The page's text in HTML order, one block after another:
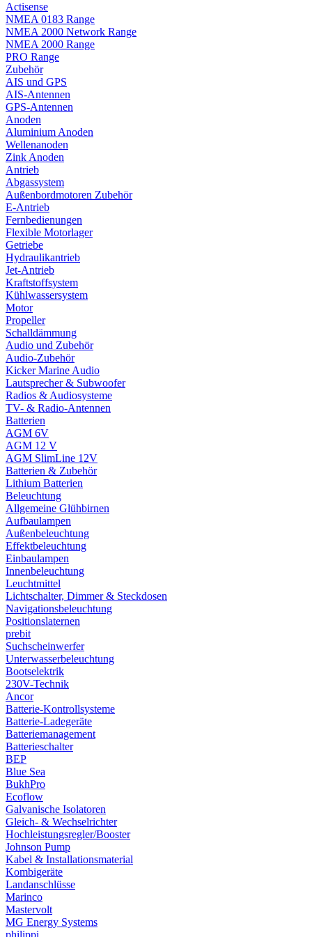
Actisense
NMEA 0183 Range
NMEA 2000 Network Range
NMEA 2000 Range
PRO Range
Zubehör
AIS und GPS
AIS-Antennen
GPS-Antennen
Anoden
Aluminium Anoden
Wellenanoden
Zink Anoden
Antrieb
Abgassystem
Außenbordmotoren Zubehör
E-Antrieb
Fernbedienungen
Flexible Motorlager
Getriebe
Hydraulikantrieb
Jet-Antrieb
Kraftstoffsystem
Kühlwassersystem
Motor
Propeller
Schalldämmung
Audio und Zubehör
Audio-Zubehör
Kicker Marine Audio
Lautsprecher & Subwoofer
Radios & Audiosysteme
TV- & Radio-Antennen
Batterien
AGM 6V
AGM 12 V
AGM SlimLine 12V
Batterien & Zubehör
Lithium Batterien
Beleuchtung
Allgemeine Glühbirnen
Aufbaulampen
Außenbeleuchtung
Effektbeleuchtung
Einbaulampen
Innenbeleuchtung
Leuchtmittel
Lichtschalter, Dimmer & Steckdosen
Navigationsbeleuchtung
Positionslaternen
prebit
Suchscheinwerfer
Unterwasserbeleuchtung
Bootselektrik
230V-Technik
Ancor
Batterie-Kontrollsysteme
Batterie-Ladegeräte
Batteriemanagement
Batterieschalter
BEP
Blue Sea
BukhPro
Ecoflow
Galvanische Isolatoren
Gleich- & Wechselrichter
Hochleistungsregler/Booster
Johnson Pump
Kabel & Installationsmaterial
Kombigeräte
Landanschlüsse
Marinco
Mastervolt
MG Energy Systems
philippi